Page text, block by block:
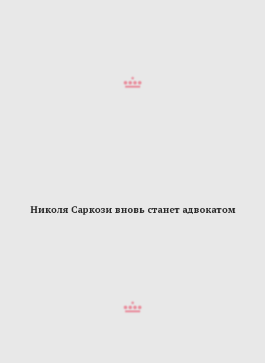
Николя Саркози вновь станет адвокатом